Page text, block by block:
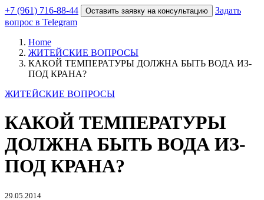
+7 (961) 716-88-44 Оставить заявку на консультацию
Задать
вопрос в Telegram
Home
ЖИТЕЙСКИЕ ВОПРОСЫ
КАКОЙ ТЕМПЕРАТУРЫ ДОЛЖНА БЫТЬ ВОДА ИЗ-
ПОД КРАНА?
ЖИТЕЙСКИЕ ВОПРОСЫ
КАКОЙ ТЕМПЕРАТУРЫ
ДОЛЖНА БЫТЬ ВОДА ИЗ-
ПОД КРАНА?
29.05.2014